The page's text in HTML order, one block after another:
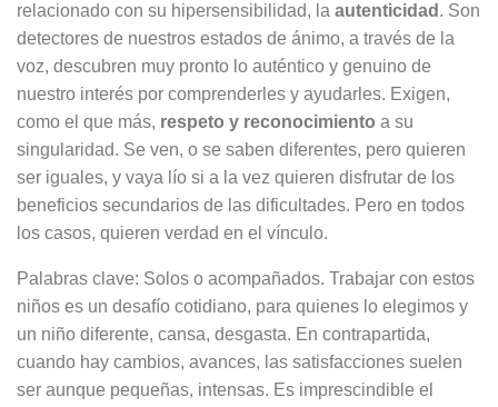
relacionado con su hipersensibilidad, la autenticidad . Son
detectores de nuestros estados de ánimo, a través de la
voz, descubren muy pronto lo auténtico y genuino de
nuestro interés por comprenderles y ayudarles. Exigen,
como el que más, respeto y reconocimiento a su
singularidad. Se ven, o se saben diferentes, pero quieren
ser iguales, y vaya lío si a la vez quieren disfrutar de los
beneficios secundarios de las dificultades. Pero en todos
los casos, quieren verdad en el vínculo.
Palabras clave: Solos o acompañados. Trabajar con estos
niños es un desafío cotidiano, para quienes lo elegimos y
un niño diferente, cansa, desgasta. En contrapartida,
cuando hay cambios, avances, las satisfacciones suelen
ser aunque pequeñas, intensas. Es imprescindible el